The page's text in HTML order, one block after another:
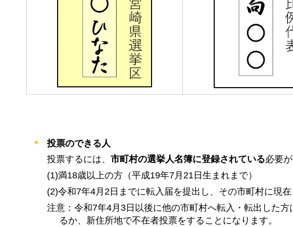
投票のできる人
投票するには、市町村の選挙人名簿に登録されている必要
(1)満18歳以上の方（平成19年7月21日生まれまで）
(2)令和7年4月2日までに転入届を提出し、その市町村に現
注意：令和7年4月3日以後に他の市町村へ転入・転出した
るか、新住所地で不在者投票をすることになります。